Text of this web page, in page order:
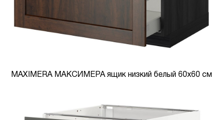
MAXIMERA МАКСИМЕРА ящик низкий белый 60x60 см